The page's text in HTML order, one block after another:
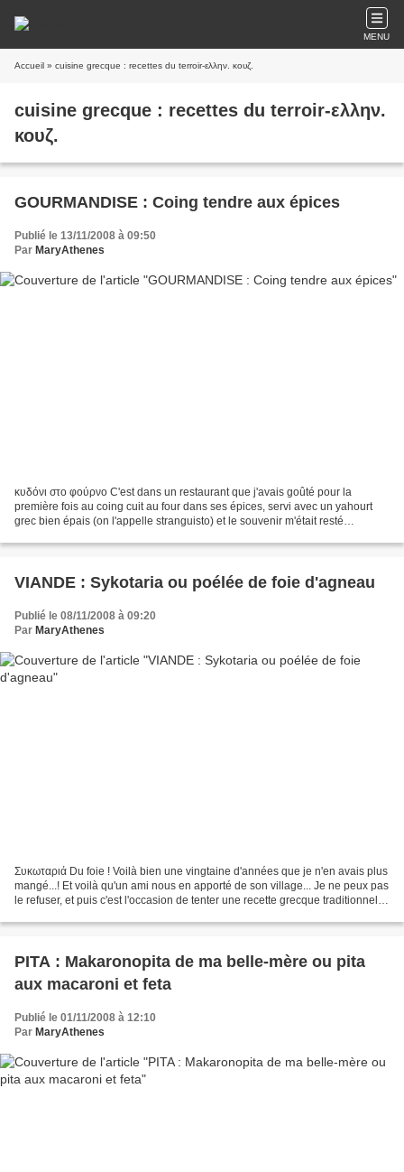
MENU
Accueil » cuisine grecque : recettes du terroir-ελλην. κουζ.
cuisine grecque : recettes du terroir-ελλην.
κουζ.
GOURMANDISE : Coing tendre aux épices
Publié le 13/11/2008 à 09:50
Par MaryAthenes
κυδόνι στο φούρνο C'est dans un restaurant que j'avais goûté pour la
première fois au coing cuit au four dans ses épices, servi avec un yahourt
grec bien épais (on l'appelle stranguisto) et le souvenir m'était resté
VIANDE : Sykotaria ou poélée de foie d'agneau
Publié le 08/11/2008 à 09:20
Par MaryAthenes
Συκωταριά Du foie ! Voilà bien une vingtaine d'années que je n'en avais plus
mangé...! Et voilà qu'un ami nous en apporté de son village... Je ne peux pas
le refuser, et puis c'est l'occasion de tenter une recette grecque traditionnelle
PITA : Makaronopita de ma belle-mère ou pita
aux macaroni et feta
Publié le 01/11/2008 à 12:10
Par MaryAthenes